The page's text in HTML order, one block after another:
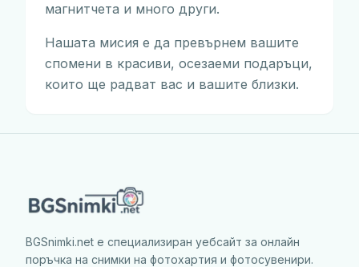
магнитчета и много други.
Нашата мисия е да превърнем вашите
спомени в красиви, осезаеми подаръци,
които ще радват вас и вашите близки.
BGSnimki.net е специализиран уебсайт за онлайн
поръчка на снимки на фотохартия и фотосувенири.